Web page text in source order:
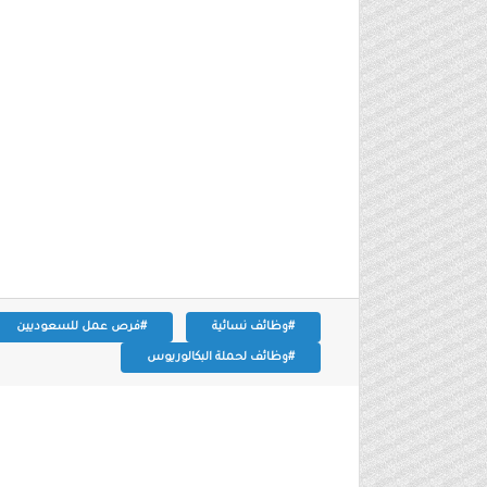
#وظائف نسائية #فرص عمل للسعوديين
#وظائف لحملة البكالوريوس